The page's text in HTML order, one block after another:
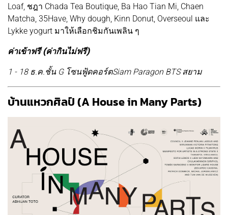
Loaf, ชฎา Chada Tea Boutique, Ba Hao Tian Mi, Chaen
Matcha, 35Have, Why dough, Kinn Donut, Overseoul และ
Lykke yogurt มาให้เลือกชิมกันเพลิน ๆ
ค่าเข้าฟรี (ค่ากินไม่ฟรี)
1 - 18 ธ.ค.ชั้น G โซนฟู้ดคอร์ตSiam Paragon BTS สยาม
บ้านแหวกศิลป์ (A House in Many Parts)